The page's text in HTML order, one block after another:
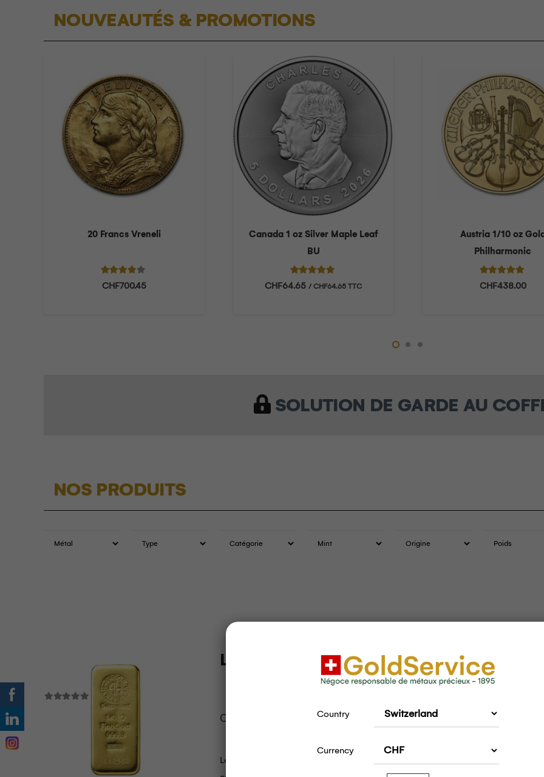
NOUVEAUTÉS & PROMOTIONS
20 Francs Vreneli
CHF700.45
Canada 1 oz Silver Maple Leaf
BU
CHF64.65 / CHF64.65 TTC
Austria 1/10 oz
Philharmonic
CHF438.00
SOLUTION DE GARDE AU
NOS PRODUITS
Lingot d’or Argor Cast – 1 Kg
CHF
Les lingots d’or Argor Cast ou lingots “moulés” ne sont pas scellés de façon
Country
Currency